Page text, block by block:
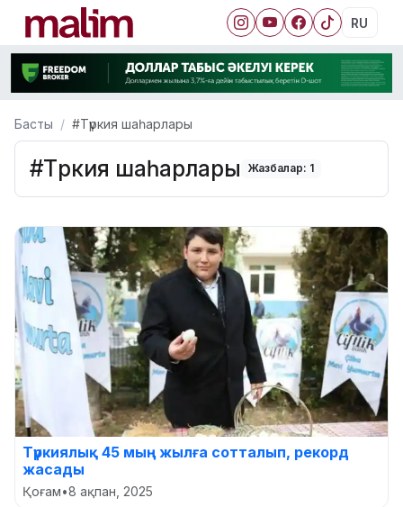
RU
Басты #Түркия шаһарлары
#Түркия шаһарлары Жазбалар: 1
Түркиялық 45 мың жылға сотталып, рекорд
жасады
Қоғам•8 ақпан, 2025